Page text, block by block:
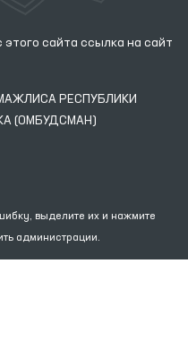
этого сайта ссылка на сайт
РЕСПУБЛИКИ
(ОМБУДСМАН)
выделите их и нажмите
администрации.